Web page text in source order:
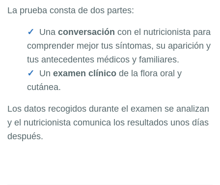
La prueba consta de dos partes:
Una conversación con el nutricionista para
comprender mejor tus síntomas, su aparición y
tus antecedentes médicos y familiares.
Un examen clínico de la flora oral y
cutánea.
Los datos recogidos durante el examen se analizan
y el nutricionista comunica los resultados unos días
después.